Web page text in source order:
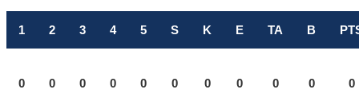
1 2 3 4 5 S K E TA B
0 0 0 0 0 0 0 0 0 0 0